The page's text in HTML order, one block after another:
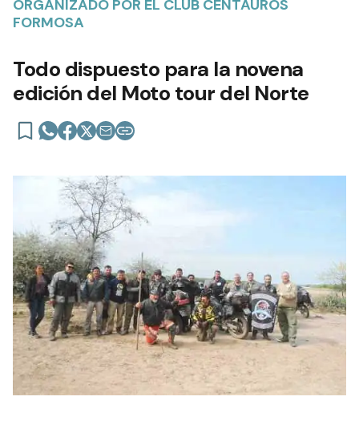
ORGANIZADO POR EL CLUB CENTAUROS
FORMOSA
Todo dispuesto para la novena
edición del Moto tour del Norte